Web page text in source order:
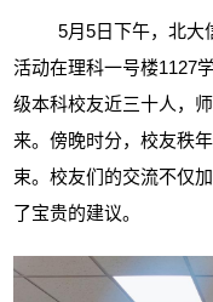
5月5日下午，北大
活动在理科一号楼1127
级本科校友近三十人，
来。傍晚时分，校友秩
束。校友们的交流不仅
了宝贵的建议。